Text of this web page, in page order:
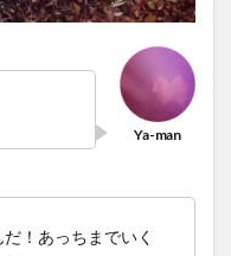
！あっちまでいく